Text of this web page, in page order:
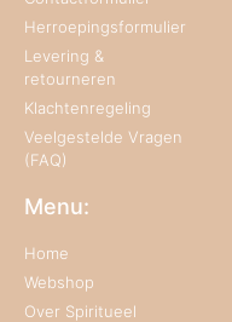
Herroepingsformulier
Levering &
retourneren
Klachtenregeling
Veelgestelde Vragen
(FAQ)
Menu:
Home
Webshop
Over Spiritueel